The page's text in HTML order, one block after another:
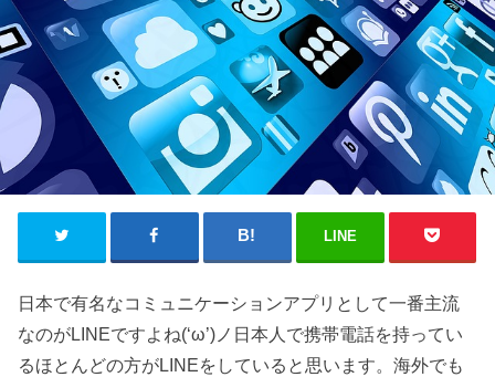
LINE
日本で有名なコミュニケーションアプリとして一番主流
なのがLINEですよね(‘ω’)ノ日本人で携帯電話を持ってい
るほとんどの方がLINEをしていると思います。海外でも